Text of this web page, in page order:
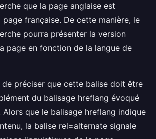
que la page anglaise est
page française. De cette manière, le
pourra présenter la version
page en fonction de la langue de
préciser que cette balise doit être
du balisage hreflang évoqué
Alors que le balisage hreflang indique
la balise rel=alternate signale